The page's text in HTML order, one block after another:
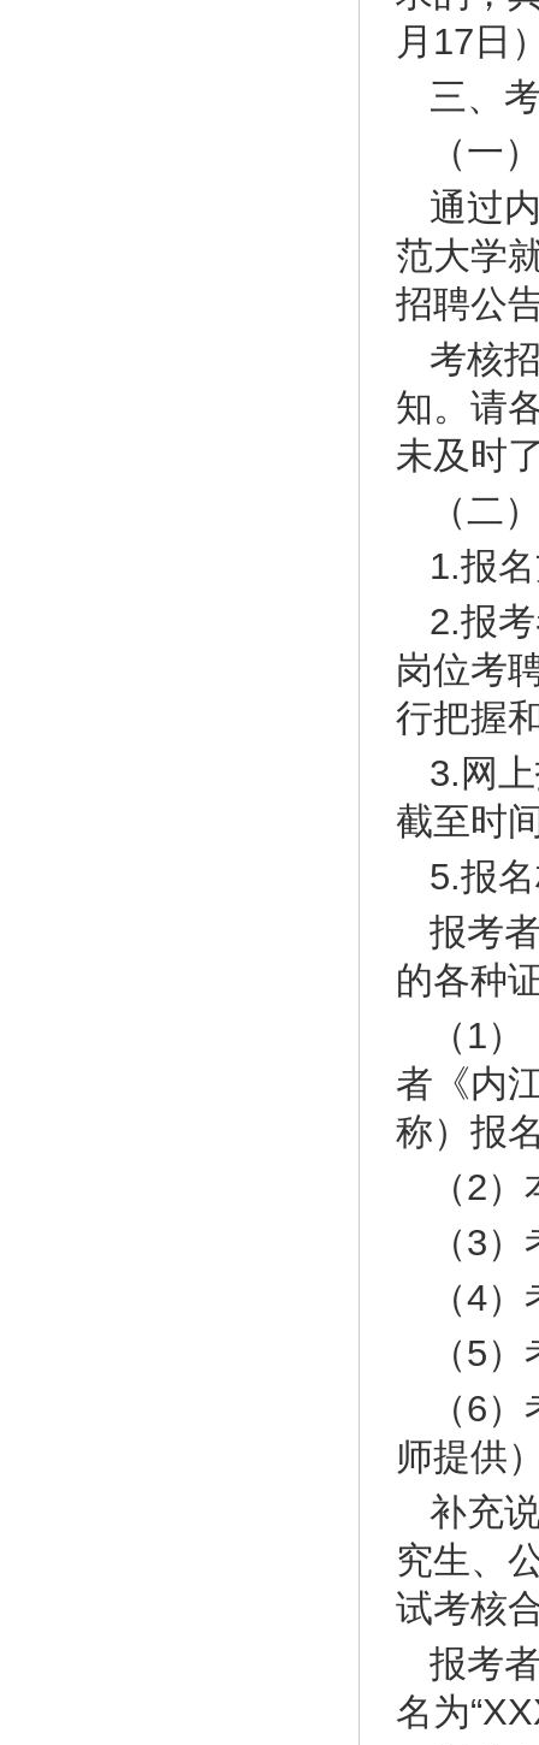
月17日
三、
（一
通过
范大学
招聘公
考核
知。请
未及时
（二
1.报
2.报
岗位考
行把握
3.网
截至时
5.报
报考
的各种
（1
者《内
称）报
（2
（3
（4
（5
（6
师提供
补充
究生、
试考核
报考
名为